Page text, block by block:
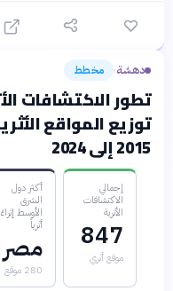
دهشة› مخطط
تطور الاكتشافات
توزيع المواقع
2015 إلى 2024
إجمالي
الاكتشافات
الأثرية
847
موقع أثري
أكثر دول
الشرق
الأوسط إثراءً
أثرياً
مصر
280 موقع